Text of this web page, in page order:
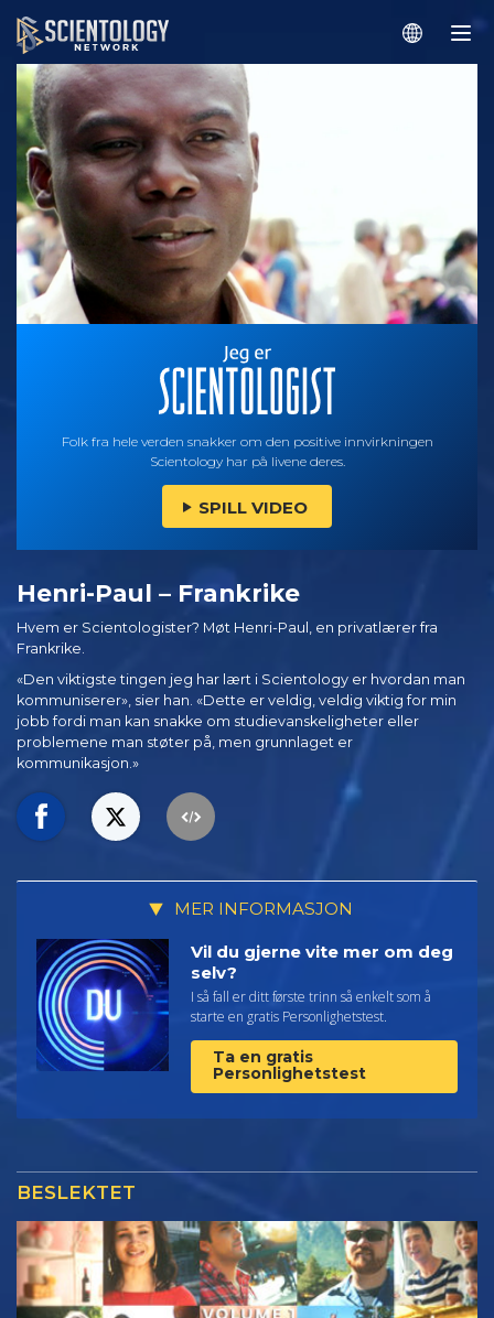
Folk fra hele verden snakker om den positive innvirkningen
Scientology har på livene deres.
SPILL VIDEO
Henri-Paul – Frankrike
Hvem er Scientologister? Møt Henri-Paul, en privatlærer fra
Frankrike.
«Den viktigste tingen jeg har lært i Scientology er hvordan man
kommuniserer», sier han. «Dette er veldig, veldig viktig for min
jobb fordi man kan snakke om studievanskeligheter eller
problemene man støter på, men grunnlaget er
kommunikasjon.»
MER INFORMASJON
Vil du gjerne vite mer om deg
selv?
I så fall er ditt første trinn så enkelt som å
starte en gratis Personlighetstest.
Ta en gratis
Personlighetstest
BESLEKTET